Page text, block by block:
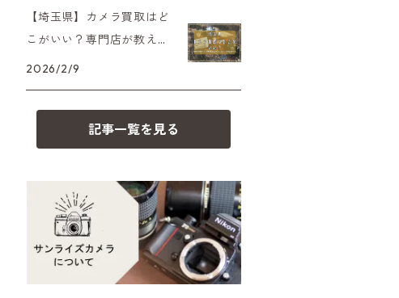
35シリーズ
RICOH（リコー）
Voigtlander（フォクトレンダー）
BESSA
YASHICA（ヤシカ）
Mamiya（マミヤ）
M645,二眼レフ
Plaubel（プラウベル）
MD（ミノルタ）
K（ペンタックス）
CY（ヤシカコンタックス）
M（ライカ）
R（ライカ）
E（ソニー）
【埼玉県】カメラ買取はど
こがいい？専門店が教える
「想い出を安売りしない」
2026/2/9
記事一覧を見る